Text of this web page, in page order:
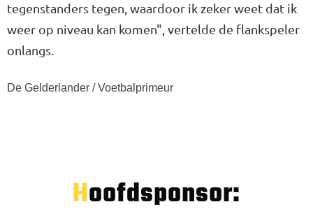
tegenstanders tegen, waardoor ik zeker weet dat ik
weer op niveau kan komen", vertelde de flankspeler
onlangs.
De Gelderlander / Voetbalprimeur
Hoofdsponsor: